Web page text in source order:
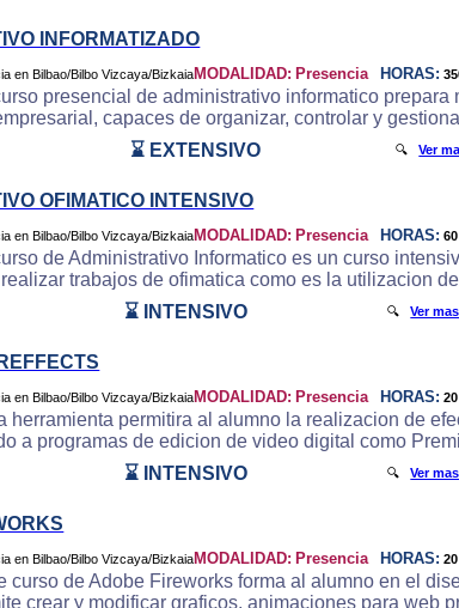
INFORMATIZADO
MODALIDAD: Presencia HORAS:
presencial de administrativo informatico
capaces de organizar, controlar y
⌛ EXTENSIVO 🔍Ver
OFIMATICO INTENSIVO
MODALIDAD: Presencia HORAS: 60
de Administrativo Informatico es un curso
trabajos de ofimatica como es la utilizacion
⌛ INTENSIVO 🔍Ver mas
MODALIDAD: Presencia HORAS: 20
herramienta permitira al alumno la realizacion de
a programas de edicion de video digital como
⌛ INTENSIVO 🔍Ver mas
MODALIDAD: Presencia HORAS: 20
curso de Adobe Fireworks forma al alumno en el
crear y modificar graficos, animaciones para web